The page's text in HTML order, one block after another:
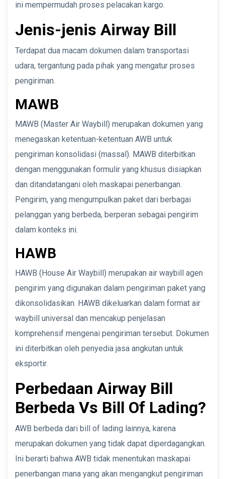
ini mempermudah proses pelacakan kargo.
Jenis-jenis Airway Bill
Terdapat dua macam dokumen dalam transportasi
udara, tergantung pada pihak yang mengatur proses
pengiriman.
MAWB
MAWB (Master Air Waybill) merupakan dokumen yang
menegaskan ketentuan-ketentuan AWB untuk
pengiriman konsolidasi (massal). MAWB diterbitkan
dengan menggunakan formulir yang khusus disiapkan
dan ditandatangani oleh maskapai penerbangan.
Pengirim, yang mengumpulkan paket dari berbagai
pelanggan yang berbeda, berperan sebagai pengirim
dalam konteks ini.
HAWB
HAWB (House Air Waybill) merupakan air waybill agen
pengirim yang digunakan dalam pengiriman paket yang
dikonsolidasikan. HAWB dikeluarkan dalam format air
waybill universal dan mencakup penjelasan
komprehensif mengenai pengiriman tersebut. Dokumen
ini diterbitkan oleh penyedia jasa angkutan untuk
eksportir.
Perbedaan Airway Bill
Berbeda Vs Bill Of Lading?
AWB berbeda dari bill of lading lainnya, karena
merupakan dokumen yang tidak dapat diperdagangkan.
Ini berarti bahwa AWB tidak menentukan maskapai
penerbangan mana yang akan mengangkut pengiriman